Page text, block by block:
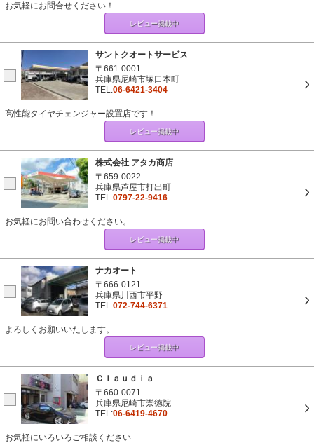
お気軽にお問合せください！
レビュー掲載中
サントクオートサービス
〒661-0001
兵庫県尼崎市塚口本町
TEL:06-6421-3404
高性能タイヤチェンジャー設置店です！
レビュー掲載中
株式会社 アタカ商店
〒659-0022
兵庫県芦屋市打出町
TEL:0797-22-9416
お気軽にお問い合わせください。
レビュー掲載中
ナカオート
〒666-0121
兵庫県川西市平野
TEL:072-744-6371
よろしくお願いいたします。
レビュー掲載中
Ｃｌａｕｄｉａ
〒660-0071
兵庫県尼崎市崇徳院
TEL:06-6419-4670
お気軽にいろいろご相談ください